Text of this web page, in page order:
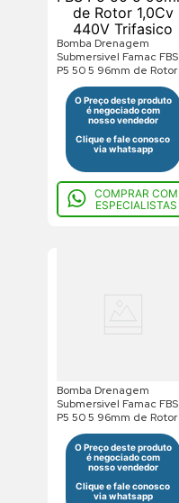
Bomba Drenagem
Submersivel Famac FBS
P5 50 5 96mm de Rotor
1,0Cv 440V Trifasico
O Preço deste produto
é negociado com
nosso vendedor
Clique e fale conosco
via whatsapp
COMPRAR COM
ESPECIALISTAS
Bomba Drenagem
Submersivel Famac FBS
P5 50 5 96mm de Rotor
1,0Cv 220V Trifasico
O Preço deste produto
é negociado com
nosso vendedor
Clique e fale conosco
via whatsapp